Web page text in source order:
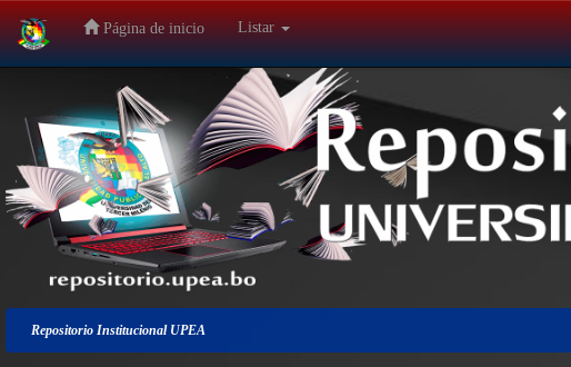
Salir
navegación
Página de inicio Listar
Repositorio Institucional UPEA